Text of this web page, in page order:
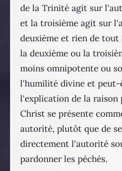
de la Trinité agit sur
et la troisième agit sur
deuxième et rien de tout
la deuxième ou la
moins omnipotente ou
l'humilité divine et peut-
l'explication de la raison
Christ se présente
autorité, plutôt que de
directement l'autorité
pardonner les péchés.